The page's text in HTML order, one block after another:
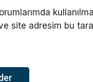
site adresim bu